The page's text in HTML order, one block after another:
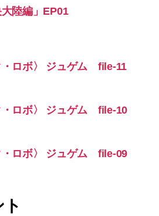
陸編」EP01
・ロボ〉 ジュゲム file-11
・ロボ〉 ジュゲム file-10
・ロボ〉 ジュゲム file-09